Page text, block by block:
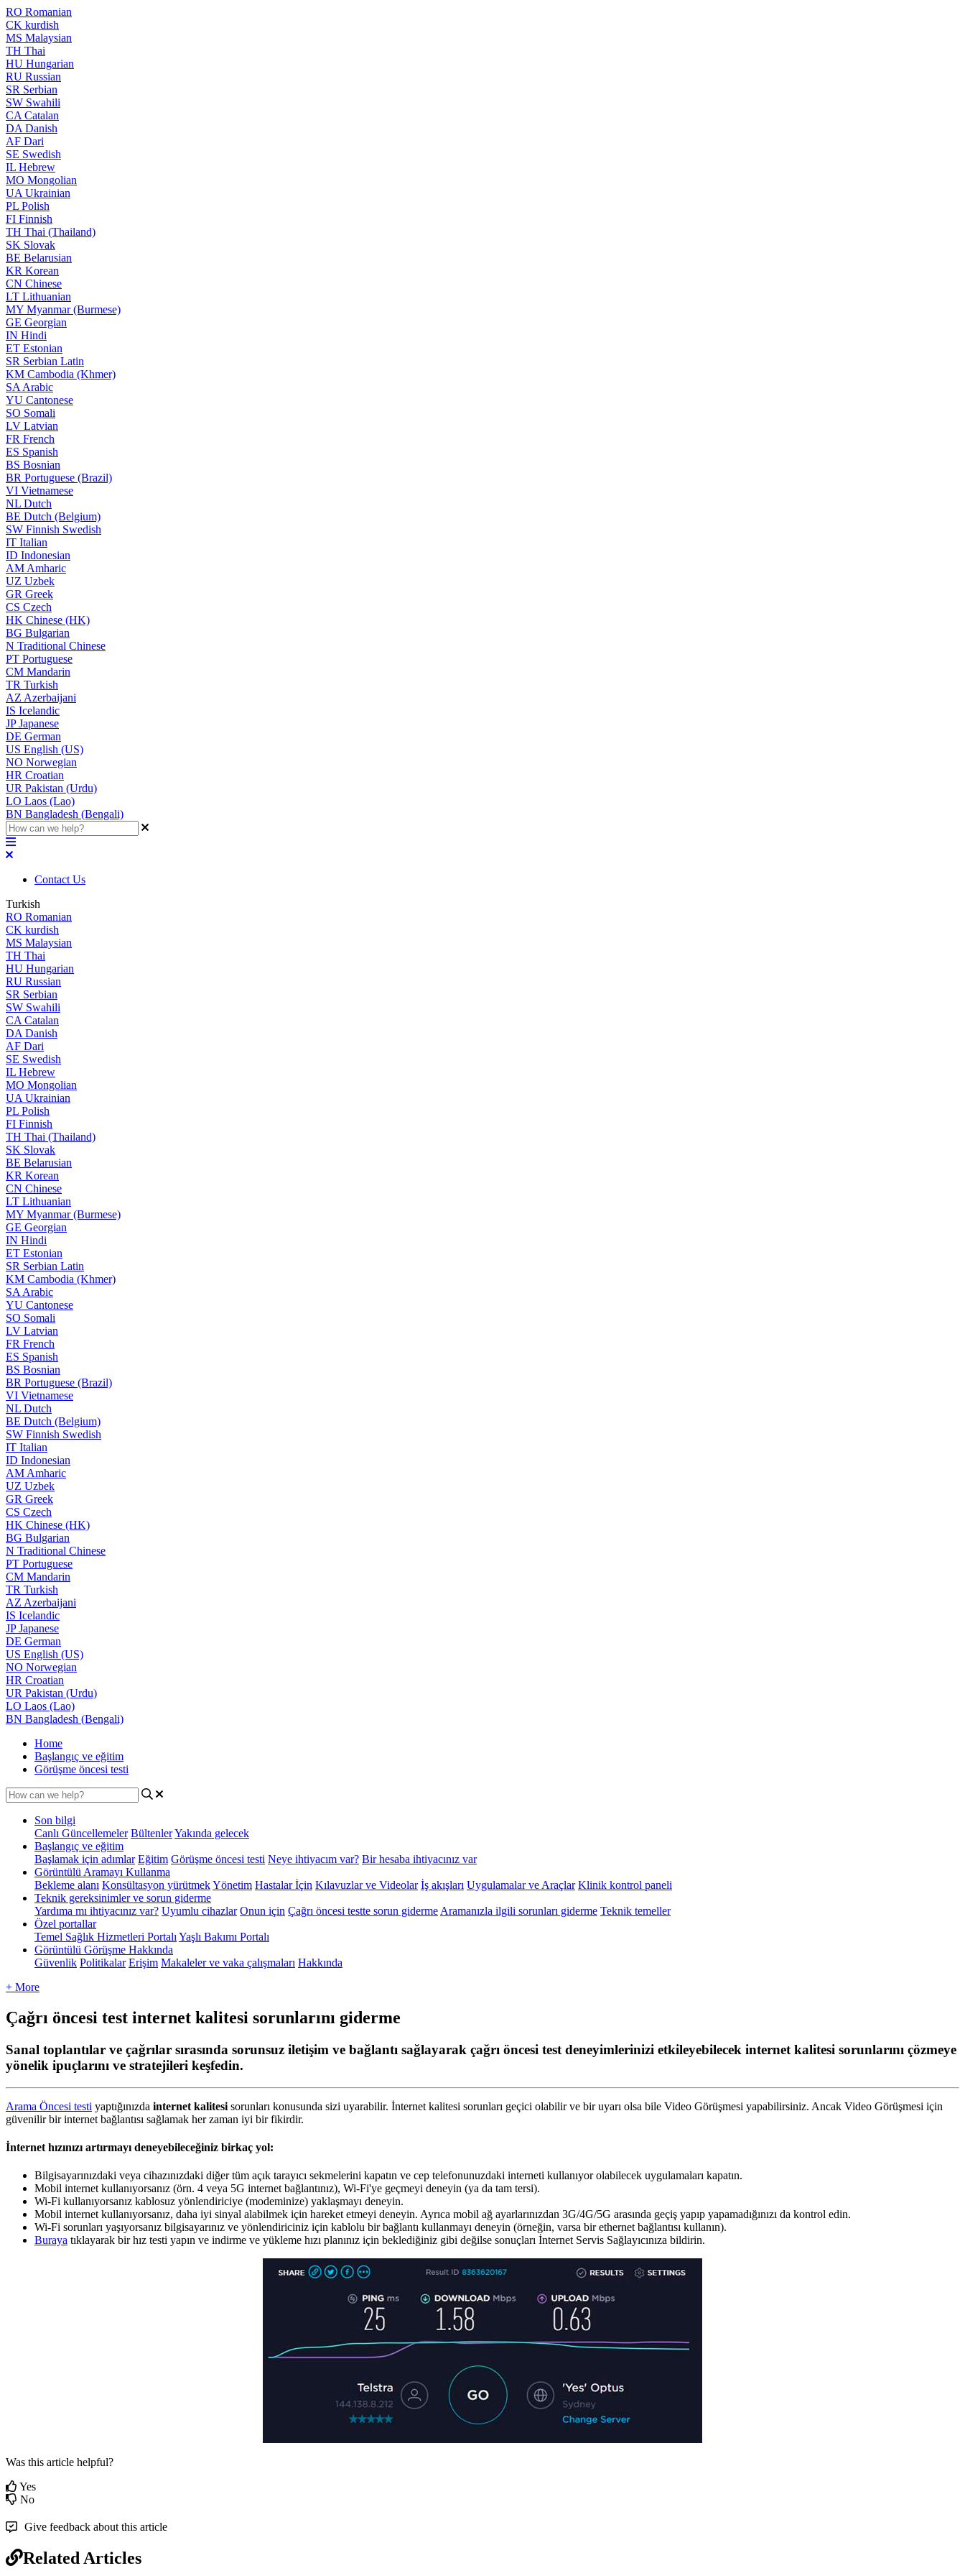
RO Romanian
CK kurdish
MS Malaysian
TH Thai
HU Hungarian
RU Russian
SR Serbian
SW Swahili
CA Catalan
DA Danish
AF Dari
SE Swedish
IL Hebrew
MO Mongolian
UA Ukrainian
PL Polish
FI Finnish
TH Thai (Thailand)
SK Slovak
BE Belarusian
KR Korean
CN Chinese
LT Lithuanian
MY Myanmar (Burmese)
GE Georgian
IN Hindi
ET Estonian
SR Serbian Latin
KM Cambodia (Khmer)
SA Arabic
YU Cantonese
SO Somali
LV Latvian
FR French
ES Spanish
BS Bosnian
BR Portuguese (Brazil)
VI Vietnamese
NL Dutch
BE Dutch (Belgium)
SW Finnish Swedish
IT Italian
ID Indonesian
AM Amharic
UZ Uzbek
GR Greek
CS Czech
HK Chinese (HK)
BG Bulgarian
N Traditional Chinese
PT Portuguese
CM Mandarin
TR Turkish
AZ Azerbaijani
IS Icelandic
JPJapanese
DE German
US English (US)
NO Norwegian
HR Croatian
UR Pakistan (Urdu)
LO Laos (Lao)
BN Bangladesh (Bengali)
Contact Us
Turkish
RO Romanian
CK kurdish
MS Malaysian
TH Thai
HU Hungarian
RU Russian
SR Serbian
SW Swahili
CA Catalan
DA Danish
AF Dari
SE Swedish
IL Hebrew
MO Mongolian
UA Ukrainian
PL Polish
FI Finnish
TH Thai (Thailand)
SK Slovak
BE Belarusian
KR Korean
CN Chinese
LT Lithuanian
MY Myanmar (Burmese)
GE Georgian
IN Hindi
ET Estonian
SR Serbian Latin
KM Cambodia (Khmer)
SA Arabic
YU Cantonese
SO Somali
LV Latvian
FR French
ES Spanish
BS Bosnian
BR Portuguese (Brazil)
VI Vietnamese
NL Dutch
BE Dutch (Belgium)
SW Finnish Swedish
IT Italian
ID Indonesian
AM Amharic
UZ Uzbek
GR Greek
CS Czech
HK Chinese (HK)
BG Bulgarian
N Traditional Chinese
PT Portuguese
CM Mandarin
TR Turkish
AZ Azerbaijani
IS Icelandic
JPJapanese
DE German
US English (US)
NO Norwegian
HR Croatian
UR Pakistan (Urdu)
LO Laos (Lao)
BN Bangladesh (Bengali)
Home
Başlangıç ve eğitim
Görüşme öncesi testi
Son bilgi
Canlı Güncellemeler BültenlerYakında gelecek
Başlangıç ve eğitim
Başlamak için adımlar Eğitim Görüşme öncesi testi Neye ihtiyacım var? Bir hesaba ihtiyacınız var
Görüntülü Aramayı Kullanma
Bekleme alanı Konsültasyon yürütmekYönetim Hastalar İçin Kılavuzlar ve Videolar İş akışları Uygulamalar ve Araçlar Klinik kontrol paneli
Teknik gereksinimler ve sorun giderme
Yardıma mı ihtiyacınız var? Uyumlu cihazlar Onun için Çağrı öncesi testte sorun giderme Aramanızla ilgili sorunları giderme Teknik temeller
Özel portallar
Temel Sağlık Hizmetleri Portalı Yaşlı Bakımı Portalı
Görüntülü Görüşme Hakkında
Güvenlik Politikalar Erişim Makaleler ve vaka çalışmaları Hakkında
+ More
Çağrı öncesi test internet kalitesi sorunlarını giderme
Sanal toplantılar ve çağrılar sırasında sorunsuz iletişim ve bağlantı sağlayarak çağrı öncesi test deneyimlerinizi etkileyebilecek internet kalitesi sorunlarını çözmeye
yönelik ipuçlarını ve stratejileri keşfedin.
Arama Öncesi testi yaptığınızda internet kalitesi sorunları konusunda sizi uyarabilir. İnternet kalitesi sorunları geçici olabilir ve bir uyarı olsa bile Video Görüşmesi yapabilirsiniz. Ancak Video Görüşmesi için
güvenilir bir internet bağlantısı sağlamak her zaman iyi bir fikirdir.
İnternet hızınızı artırmayı deneyebileceğiniz birkaç yol:
Bilgisayarınızdaki veya cihazınızdaki diğer tüm açık tarayıcı sekmelerini kapatın ve cep telefonunuzdaki interneti kullanıyor olabilecek uygulamaları kapatın.
Mobil internet kullanıyorsanız (örn. 4 veya 5G internet bağlantınız), Wi-Fi'ye geçmeyi deneyin (ya da tam tersi).
Wi-Fi kullanıyorsanız kablosuz yönlendiriciye (modeminize) yaklaşmayı deneyin.
Mobil internet kullanıyorsanız, daha iyi sinyal alabilmek için hareket etmeyi deneyin. Ayrıca mobil ağ ayarlarınızdan 3G/4G/5G arasında geçiş yapıp yapamadığınızı da kontrol edin.
Wi-Fi sorunları yaşıyorsanız bilgisayarınız ve yönlendiriciniz için kablolu bir bağlantı kullanmayı deneyin (örneğin, varsa bir ethernet bağlantısı kullanın).
Buraya tıklayarak bir hız testi yapın ve indirme ve yükleme hızı planınız için beklediğiniz gibi değilse sonuçları İnternet Servis Sağlayıcınıza bildirin.
Was this article helpful?
Yes
No
Give feedback about this article
Related Articles